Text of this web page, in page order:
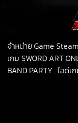
จำหน่าย Game Steam
เกม SWORD ART
BAND PARTY , ไอดีเ